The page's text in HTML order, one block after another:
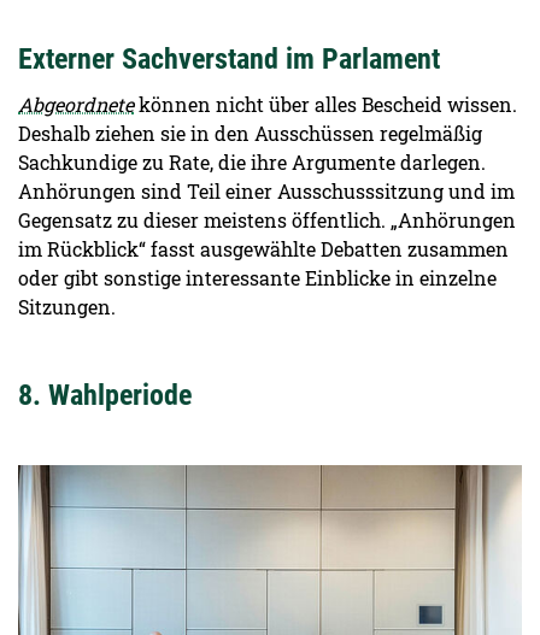
Externer Sachverstand im Parlament
Abgeordnetekönnen nicht über alles Bescheid wissen.
Deshalb ziehen sie in den Ausschüssen regelmäßig
Sachkundige zu Rate, die ihre Argumente darlegen.
Anhörungen sind Teil einer Ausschusssitzung und im
Gegensatz zu dieser meistens öffentlich. „Anhörungen
im Rückblick“ fasst ausgewählte Debatten zusammen
oder gibt sonstige interessante Einblicke in einzelne
Sitzungen.
8. Wahlperiode
Detailansicht öffnen: